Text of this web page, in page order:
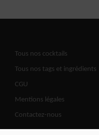
Tous nos cocktails
Tous nos tags et ingrédients
CGU
Mentions légales
Contactez-nous